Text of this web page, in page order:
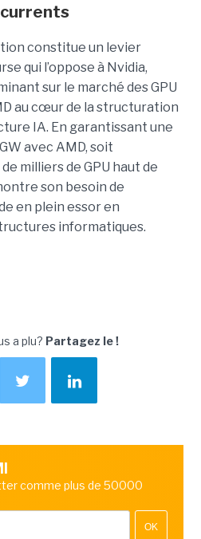
constitue un levier
qui l’oppose à Nvidia,
sur le marché des GPU
au cœur de la structuration
IA. En garantissant une
avec AMD, soit
milliers de GPU haut de
son besoin de
en plein essor en
informatiques.
a plu? Partagez le !
comme plus de 50000
OK